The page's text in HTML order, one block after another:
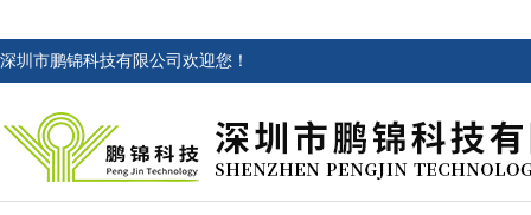
深圳市鹏锦科技有限公司欢迎您！